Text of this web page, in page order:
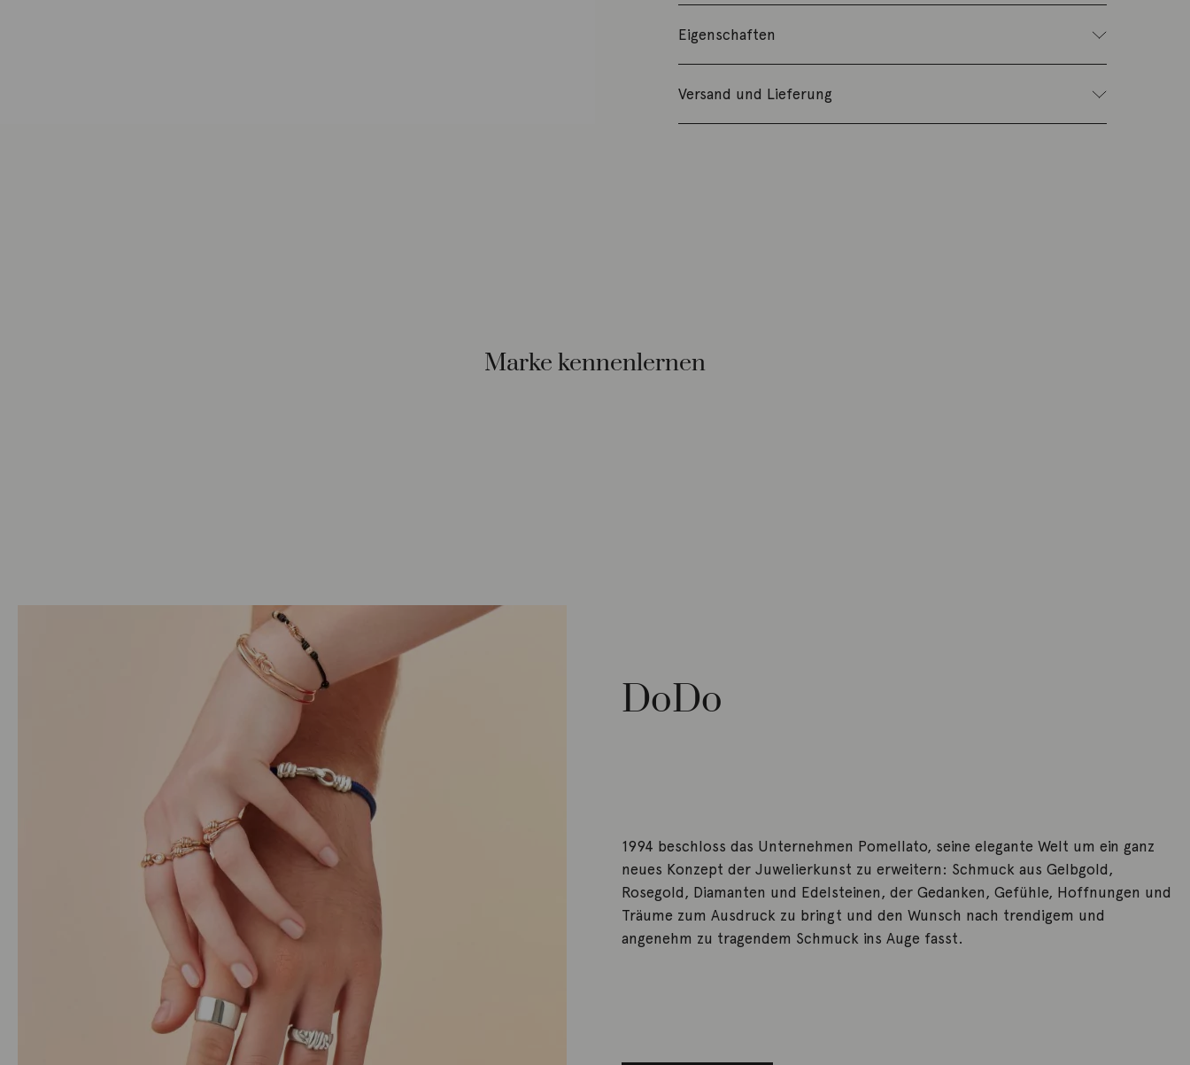
Eigenschaften
Versand und Lieferung
Marke kennenlernen
DoDo
1994 beschloss das Unternehmen Pomellato, seine elegante Welt um ein ganz
neues Konzept der Juwelierkunst zu erweitern: Schmuck aus Gelbgold,
Rosegold, Diamanten und Edelsteinen, der Gedanken, Gefühle, Hoffnungen und
Träume zum Ausdruck zu bringt und den Wunsch nach trendigem und
angenehm zu tragendem Schmuck ins Auge fasst.